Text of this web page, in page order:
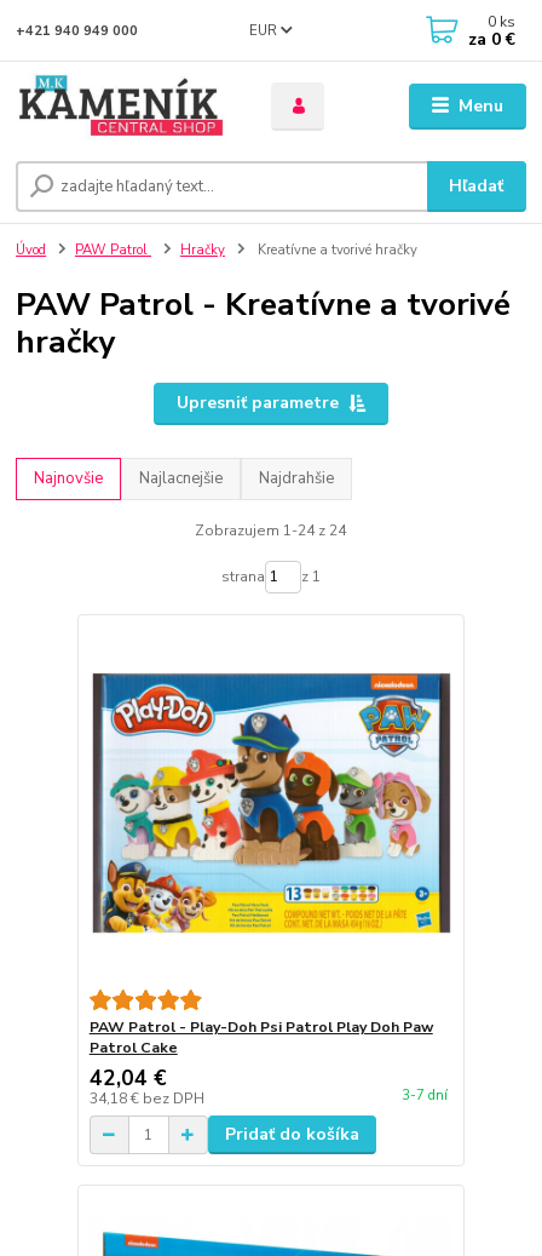
Menu
EUR
Hľadať
+421 940 949 000 0 ks
za 0 €
Úvod PAW Patrol Hračky Kreatívne a tvorivé hračky
PAW Patrol - Kreatívne a tvorivé
hračky
Upresniť parametre
Najnovšie Najlacnejšie Najdrahšie
Zobrazujem 1-24 z 24
strana z 1
PAW Patrol - Play-Doh Psi Patrol Play Doh Paw
Patrol Cake
42,04 €
34,18 € bez DPH 3-7 dní
Pridať do košíka